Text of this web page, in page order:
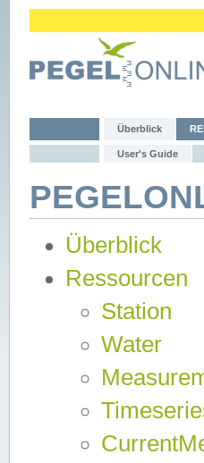
Überblick
User's Guide
Überblick
Ressourcen
Station
Water